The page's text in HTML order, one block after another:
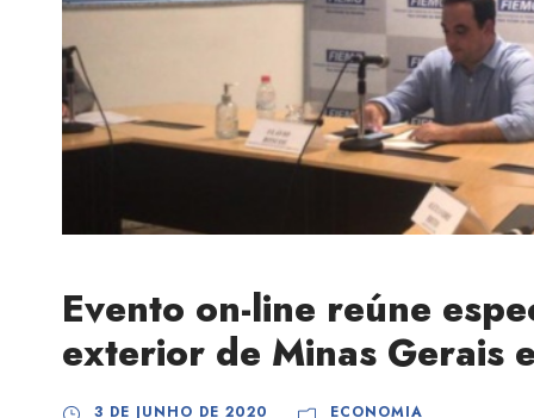
Evento on-line reúne
exterior de Minas Gerais
3 DE JUNHO DE 2020 ECONOMIA